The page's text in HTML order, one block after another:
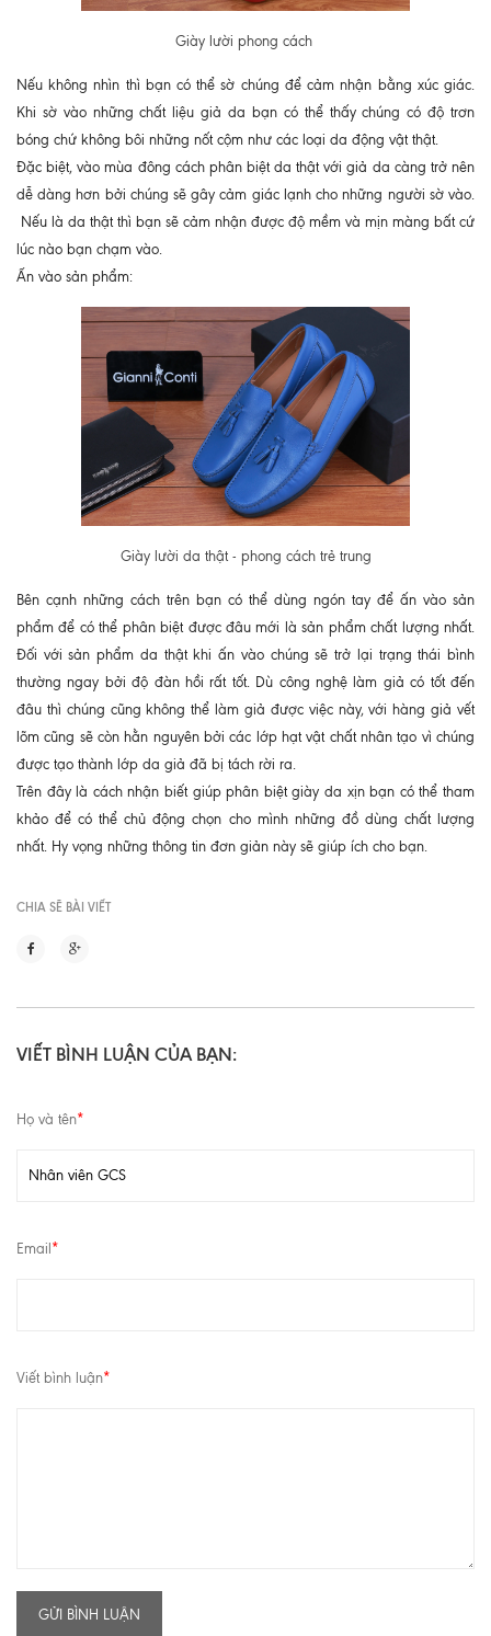
Giày lười phong cách
Nếu không nhìn thì bạn có thể sờ chúng để cảm nhận bằng xúc giác.
Khi sờ vào những chất liệu giả da bạn có thể thấy chúng có độ trơn
bóng chứ không bôi những nốt cộm như các loại da động vật thật.
Đặc biệt, vào mùa đông cách phân biệt da thật với giả da càng trở nên
dễ dàng hơn bởi chúng sẽ gây cảm giác lạnh cho những người sờ vào.
Nếu là da thật thì bạn sẽ cảm nhận được độ mềm và mịn màng bất cứ
lúc nào bạn chạm vào.
Ấn vào sản phẩm:
Giày lười da thật - phong cách trẻ trung
Bên cạnh những cách trên bạn có thể dùng ngón tay để ấn vào sản
phẩm để có thể phân biệt được đâu mới là sản phẩm chất lượng nhất.
Đối với sản phẩm da thật khi ấn vào chúng sẽ trở lại trạng thái bình
thường ngay bởi độ đàn hồi rất tốt. Dù công nghệ làm giả có tốt đến
đâu thì chúng cũng không thể làm giả được việc này, với hàng giả vết
lõm cũng sẽ còn hằn nguyên bởi các lớp hạt vật chất nhân tạo vì chúng
được tạo thành lớp da giả đã bị tách rời ra.
Trên đây là cách nhận biết giúp phân biệt giày da xịn bạn có thể tham
khảo để có thể chủ động chọn cho mình những đồ dùng chất lượng
nhất. Hy vọng những thông tin đơn giản này sẽ giúp ích cho bạn.
CHIA SẼ BÀI VIẾT
VIẾT BÌNH LUẬN CỦA BẠN:
Họ và tên*
Email *
Viết bình luận*
GỬI BÌNH LUẬN